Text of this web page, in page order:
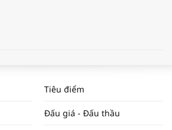
NAM NĂM 2024 VÀ NĂM 2025 | NHỊP
ĐẬP THỊ TRƯỜNG #62
Tiêu điểm
Đấu giá - Đấu thầu